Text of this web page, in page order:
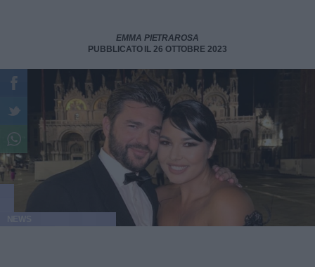
EMMA PIETRAROSA
PUBBLICATO IL 26 OTTOBRE 2023